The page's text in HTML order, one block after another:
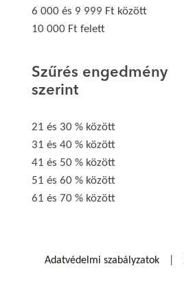
6 000 és 9 999 Ft között
10 000 Ft felett
Szűrés engedmény
szerint
21 és 30 % között
31 és 40 % között
41 és 50 % között
51 és 60 % között
61 és 70 % között
Adatvédelmi szabályzatok